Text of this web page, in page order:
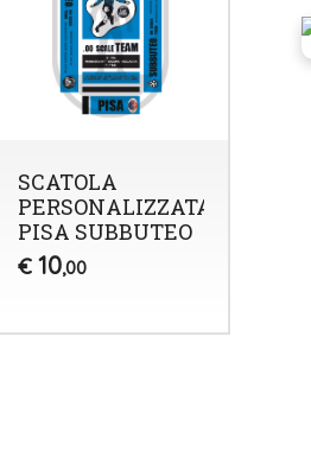
SCATOLA
PERSONALIZZATA
PISA SUBBUTEO
€ 10,00